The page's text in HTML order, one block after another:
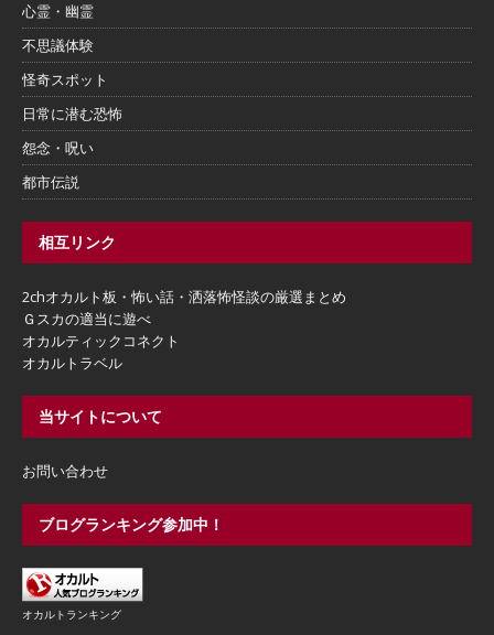
心霊・幽霊
不思議体験
怪奇スポット
日常に潜む恐怖
怨念・呪い
都市伝説
相互リンク
2chオカルト板・怖い話・洒落怖怪談の厳選まとめ
Ｇスカの適当に遊べ
オカルティックコネクト
オカルトラベル
当サイトについて
お問い合わせ
ブログランキング参加中！
オカルトランキング